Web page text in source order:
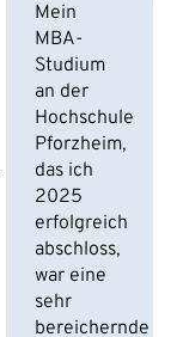
Mein
MBA-
Studium
an der
Hochschule
Pforzheim,
das ich
2025
erfolgreich
abschloss,
war eine
sehr
bereichernde